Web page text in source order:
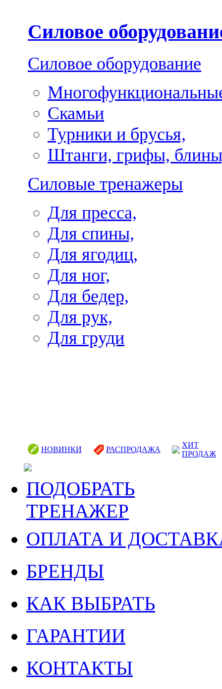
Силовое
Силовое оборудование
Скамьи
Турники и брусья,
Штанги, грифы,
Силовые тренажеры
Для пресса,
Для спины,
Для ягодиц,
Для ног,
Для бедер,
Для рук,
Для груди
НОВИНКИ РАСПРОДАЖА
ХИТ
ПРОДАЖ
ПОДОБРАТЬ
ТРЕНАЖЕР
ОПЛАТА И
БРЕНДЫ
КАК ВЫБРАТЬ
ГАРАНТИИ
КОНТАКТЫ